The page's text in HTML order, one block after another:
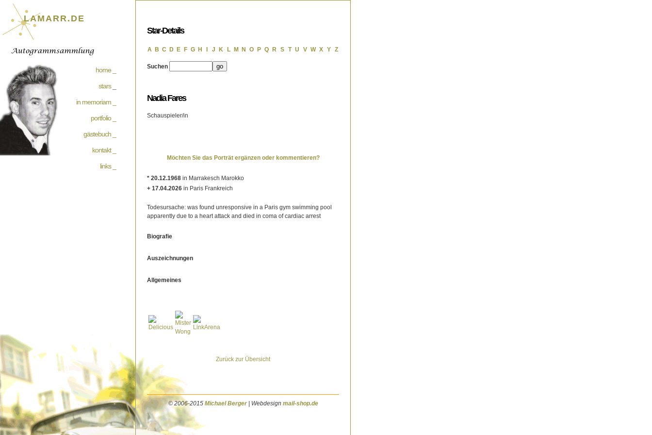
LAMARR.DE
home _
stars_
in memoriam _
portfolio _
gästebuch _
kontakt _
links _
Star-Details
A B C D E F G H J K L M N O P Q R S T U V W X Y Z
Suchen
Nadia Fares
Schauspieler/in
Möchten Sie das Porträt ergänzen oder kommentieren?
* 20.12.1968 in Marrakesch Marokko
+ 17.04.2026 in Paris Frankreich
Todesursache: was found unresponsive in a Paris gym swimming pool
apparently due to a heart attack and died in coma of cardiac arrest
Biografie
Auszeichnungen
Allgemeines
Zurück zur Übersicht
© 2006-2015 Michael Berger| Webdesign mail-shop.de